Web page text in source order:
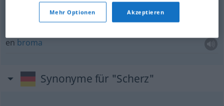
considerara/cunabroma
en broma
Synonyme für "Scherz"
Mehr Optionen Akzeptieren